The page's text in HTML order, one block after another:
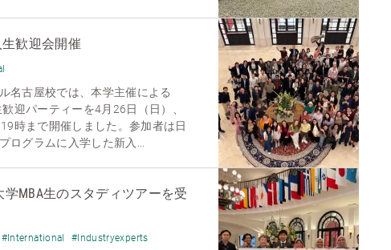
歓迎会開催
名古屋校では、本学主催による
迎パーティーを4月26日（日）、
時まで開催しました。参加者は日
ログラムに入学した新入...
MBA生のスタディツアーを受
#International #Industryexperts